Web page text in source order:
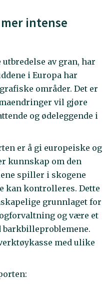
intense
av gran, har
i Europa har
områder. Det er
vil gjøre
og ødeleggende i
er å gi europeiske og
kunnskap om den
spiller i skogene
kan kontrolleres. Dette
grunnlaget for
og være et
barkbilleproblemene.
med ulike